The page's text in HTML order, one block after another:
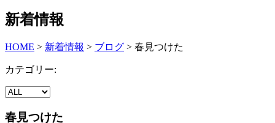
新着情報
HOME > 新着情報 > ブログ > 春見つけた
カテゴリー:
春見つけた